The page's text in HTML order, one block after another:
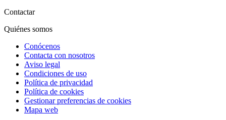
Contactar
Quiénes somos
Conócenos
Contacta con nosotros
Aviso legal
Condiciones de uso
Política de privacidad
Política de cookies
Gestionar preferencias de cookies
Mapa web